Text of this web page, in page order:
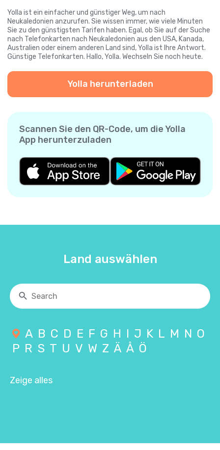
Yolla ist ein einfacher und günstiger Weg, um nach
Neukaledonien anzurufen. Sie wissen immer, wie viele Minuten
Sie zu den günstigsten Tarifen haben. Egal, ob Sie auf der Suche
nach Telefonkarten nach Neukaledonien aus den USA, Kanada,
Australien oder einem anderen Land sind, Yolla ist Ihre Antwort.
Günstige Telefonkarten. Hallo, Yolla. Wechseln Sie noch heute.
Yolla herunterladen
Scannen Sie den QR-Code, um die Yolla
App herunterzuladen
Land auswählen
A B C D E F G H I J K L M N O
P R S T U V W Z Ä Å Ö
Zeige alles